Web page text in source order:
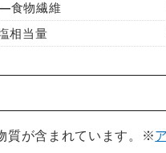
食物繊維
相当量
が含まれています。 ※